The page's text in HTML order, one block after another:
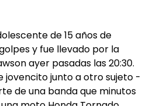
de 15 años de
y fue llevado por la
ayer pasadas las 20:30.
jovencito junto a otro sujeto -
de una banda que minutos